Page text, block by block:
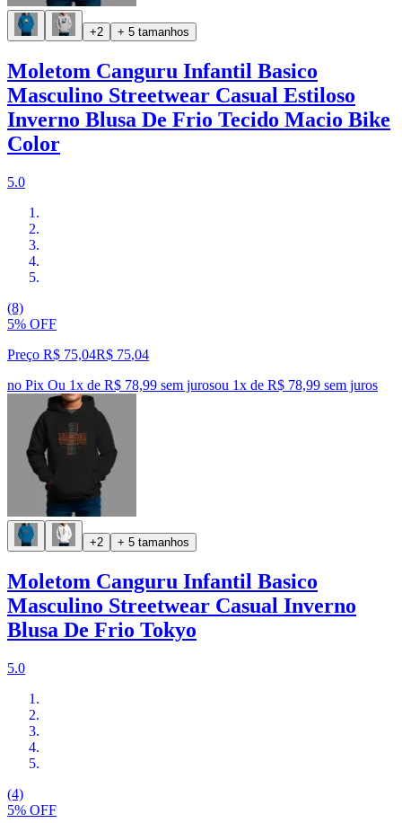
+2 + 5 tamanhos
Moletom Canguru Infantil Basico
Masculino Streetwear Casual Estiloso
Inverno Blusa De Frio Tecido Macio Bike
Color
5.0
(8)
5% OFF
Preço R$ 75,04R$ 75,04
no Pix Ou 1x de R$ 78,99 sem jurosou 1x de R$ 78,99 sem juros
+2 + 5 tamanhos
Moletom Canguru Infantil Basico
Masculino Streetwear Casual Inverno
Blusa De Frio Tokyo
5.0
(4)
5% OFF